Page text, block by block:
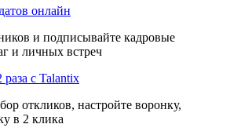
онлайн
и подписывайте кадровые
и личных встреч
раза с Talantix
откликов, настройте воронку,
в 2 клика